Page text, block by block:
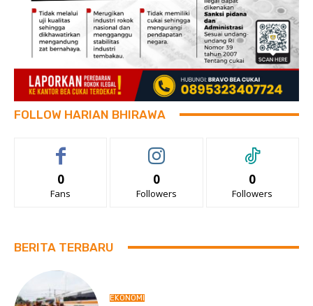
FOLLOW HARIAN BHIRAWA
0
Fans
0
Followers
0
Followers
BERITA TERBARU
EKONOMI